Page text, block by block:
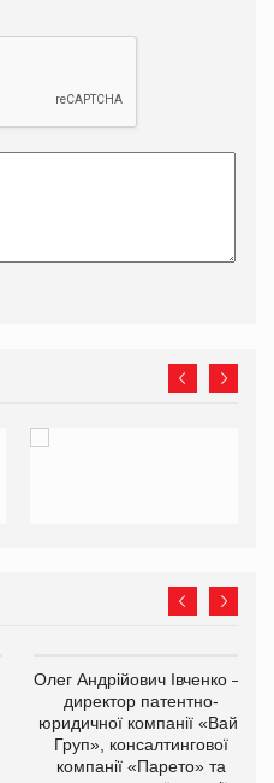
Олег Андрійович Івченко —
директор патентно-
юридичної компанії «Вайз
Груп», консалтингової
компанії «Парето» та